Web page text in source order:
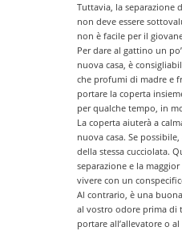
Tuttavia, la separazione
non deve essere
non è facile per il
Per dare al gattino un
nuova casa, è
che profumi di madre e
portare la coperta
per qualche tempo, in
La coperta aiuterà a
nuova casa. Se
della stessa cucciolata.
separazione e la
vivere con un
Al contrario, è una
al vostro odore prima di
portare all’allevatore o